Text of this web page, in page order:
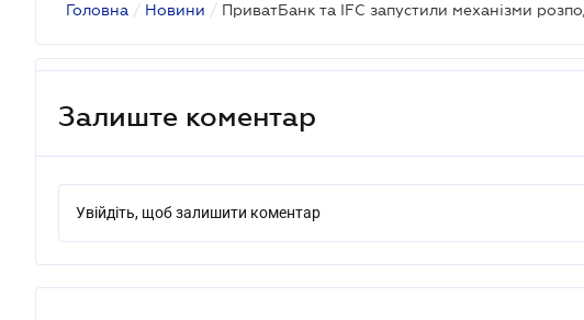
Головна / Новини /
Залиште коментар
Увійдіть, щоб залишити коментар